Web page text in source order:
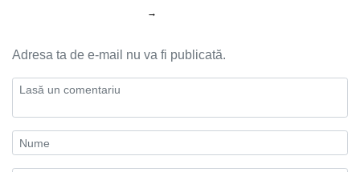
→
Adresa ta de e-mail nu va fi publicată.